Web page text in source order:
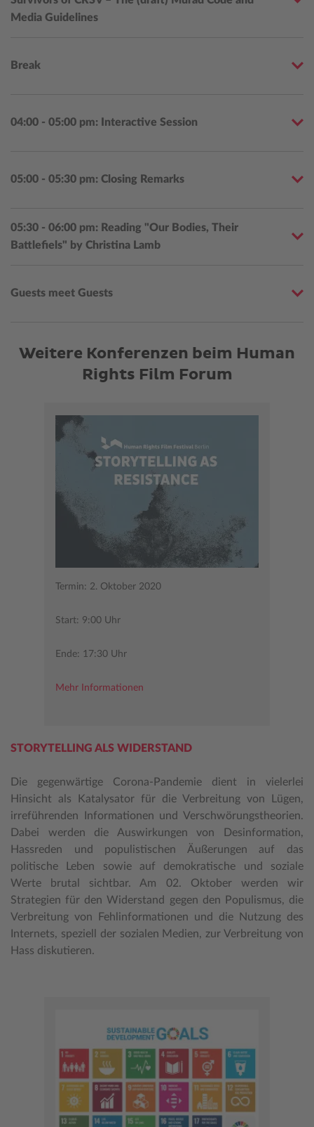
Media Guidelines
Break
04:00 - 05:00 pm: Interactive Session
05:00 - 05:30 pm: Closing Remarks
05:30 - 06:00 pm: Reading "Our Bodies, Their
Battlefiels" by Christina Lamb
Guests meet Guests
Weitere Konferenzen beim Human
Rights Film Forum
Termin: 2. Oktober 2020
Start: 9:00 Uhr
Ende: 17:30 Uhr
Mehr Informationen
STORYTELLING ALS WIDERSTAND
Die gegenwärtige Corona-Pandemie dient in vielerlei
Hinsicht als Katalysator für die Verbreitung von Lügen,
irreführenden Informationen und Verschwörungstheorien.
Dabei werden die Auswirkungen von Desinformation,
Hassreden und populistischen Äußerungen auf das
politische Leben sowie auf demokratische und soziale
Werte brutal sichtbar. Am 02. Oktober werden wir
Strategien für den Widerstand gegen den Populismus, die
Verbreitung von Fehlinformationen und die Nutzung des
Internets, speziell der sozialen Medien, zur Verbreitung von
Hass diskutieren.